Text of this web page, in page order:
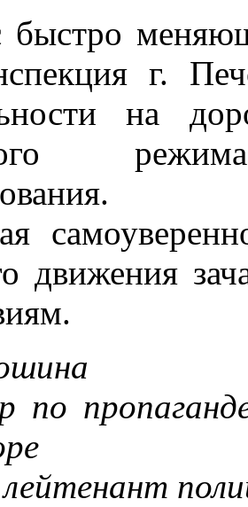
быстро
г.
на
движения
по